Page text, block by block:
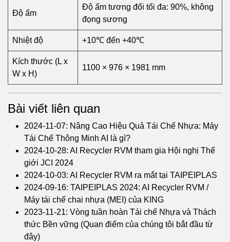
Độ ẩm
Độ ẩm tương đối tối đa: 90%, không
đọng sương
Nhiệt độ +10℃ đến +40℃
Kích thước (L x
W x H)
1100 × 976 × 1981 mm
Bài viết liên quan
2024-11-07: Nâng Cao Hiệu Quả Tái Chế Nhựa: Máy
Tái Chế Thông Minh AI là gì?
2024-10-28: AI Recycler RVM tham gia Hội nghị Thế
giới JCI 2024
2024-10-03: AI Recycler RVM ra mắt tại TAIPEIPLAS
2024-09-16: TAIPEIPLAS 2024: AI Recycler RVM /
Máy tái chế chai nhựa (MEI) của KING
2023-11-21: Vòng tuần hoàn Tái chế Nhựa và Thách
thức Bền vững (Quan điểm của chúng tôi bắt đầu từ
đây)